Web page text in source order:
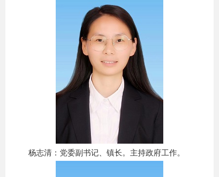
杨志清：党委副书记、镇长。主持政府工作。